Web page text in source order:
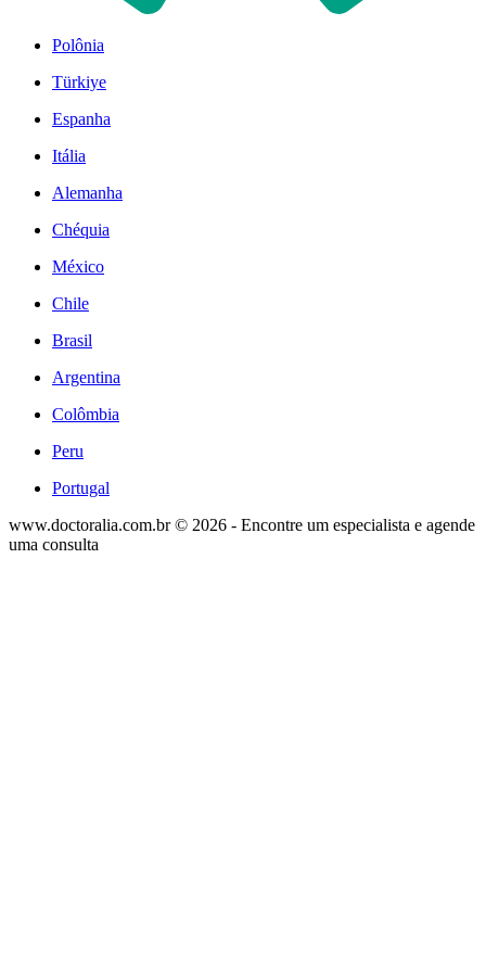
Polônia
Türkiye
Espanha
Itália
Alemanha
Chéquia
México
Chile
Brasil
Argentina
Colômbia
Peru
Portugal
www.doctoralia.com.br © 2026 - Encontre um especialista e agende
uma consulta